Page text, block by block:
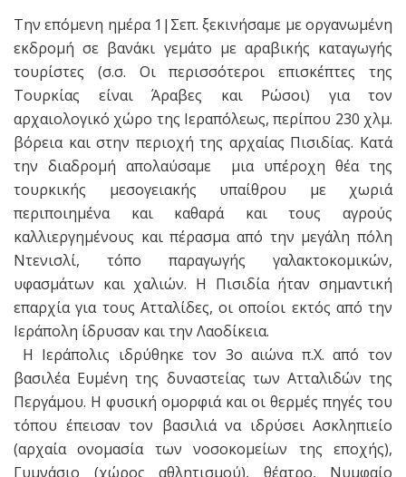
Την επόμενη ημέρα 1|Σεπ. ξεκινήσαμε με οργανωμένη
εκδρομή σε βανάκι γεμάτο με αραβικής καταγωγής
τουρίστες (σ.σ. Οι περισσότεροι επισκέπτες της
Τουρκίας είναι Άραβες και Ρώσοι) για τον
αρχαιολογικό χώρο της Ιεραπόλεως, περίπου 230 χλμ.
βόρεια και στην περιοχή της αρχαίας Πισιδίας. Κατά
την διαδρομή απολαύσαμε μια υπέροχη θέα της
τουρκικής μεσογειακής υπαίθρου με χωριά
περιποιημένα και καθαρά και τους αγρούς
καλλιεργημένους και πέρασμα από την μεγάλη πόλη
Ντενισλί, τόπο παραγωγής γαλακτοκομικών,
υφασμάτων και χαλιών. Η Πισιδία ήταν σημαντική
επαρχία για τους Ατταλίδες, οι οποίοι εκτός από την
Ιεράπολη ίδρυσαν και την Λαοδίκεια.
Η Ιεράπολις ιδρύθηκε τον 3ο αιώνα π.Χ. από τον
βασιλέα Ευμένη της δυναστείας των Ατταλιδών της
Περγάμου. Η φυσική ομορφιά και οι θερμές πηγές του
τόπου έπεισαν τον βασιλιά να ιδρύσει Ασκληπιείο
(αρχαία ονομασία των νοσοκομείων της εποχής),
Γυμνάσιο (χώρος αθλητισμού), θέατρο, Νυμφαίο